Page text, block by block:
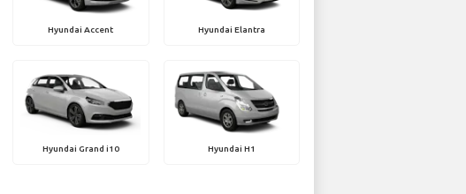
Hyundai Accent Hyundai Elantra
Hyundai Grand i10 Hyundai H1